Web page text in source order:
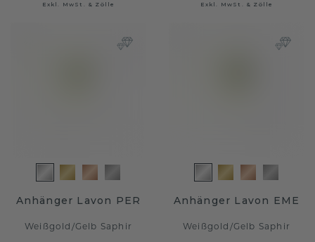
Exkl. MwSt. & Zölle Exkl. MwSt. & Zölle
Anhänger Lavon PER
Weißgold /Gelb Saphir
Anhänger Lavon EME
Weißgold /Gelb Saphir